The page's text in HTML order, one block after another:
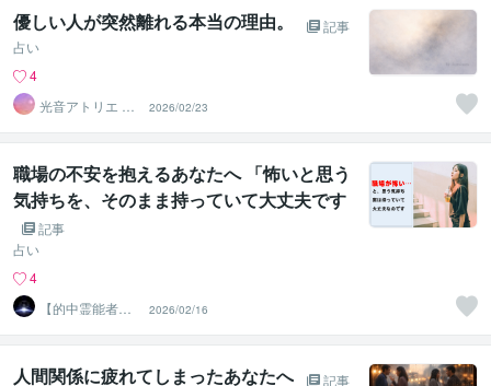
優しい人が突然離れる本当の理由。
記事
占い
4
光音アトリエ Lu
minara☆字霊占
い
2026/02/23
職場の不安を抱えるあなたへ 「怖いと思う
気持ちを、そのまま持っていて大丈夫です
よ」記事
占い
4
【的中霊能者】
☆Pito
2026/02/16
人間関係に疲れてしまったあなたへ
記事